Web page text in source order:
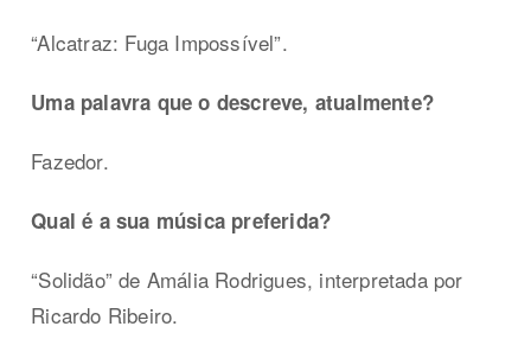
“Alcatraz: Fuga Impossível”.
Uma palavra que o descreve, atualmente?
Fazedor.
Qual é a sua música preferida?
“Solidão” de Amália Rodrigues, interpretada por
Ricardo Ribeiro.